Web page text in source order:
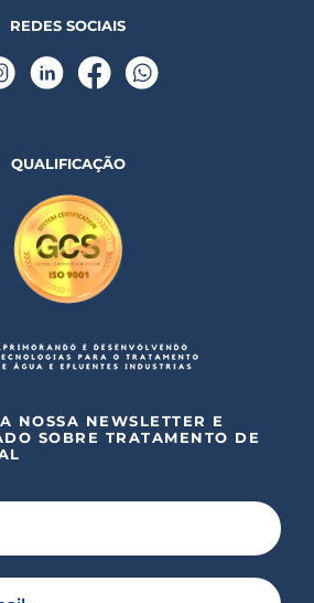
REDES SOCIAIS
QUALIFICAÇÃO
NOSSA NEWSLETTER E
SOBRE TRATAMENTO DE